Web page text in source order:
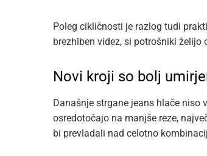
Poleg cikličnosti je razlog tudi
brezhiben videz, si potrošniki
Novi kroji so bolj
Današnje strgane jeans hlače niso
osredotočajo na manjše reze,
bi prevladali nad celotno